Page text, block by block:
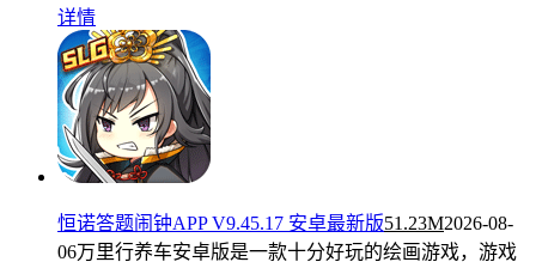
详情
恒诺答题闹钟APP V9.45.17 安卓最新版51.23M2026-08-
06万里行养车安卓版是一款十分好玩的绘画游戏，游戏